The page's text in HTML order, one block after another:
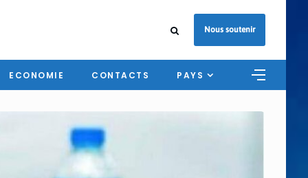
Nous soutenir
ECONOMIE CONTACTS PAYS